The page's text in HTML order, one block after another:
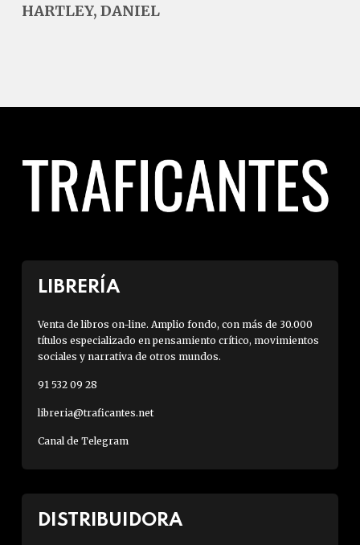
HARTLEY, DANIEL
LIBRERÍA
Venta de libros on-line. Amplio fondo, con más de 30.000
títulos especializado en pensamiento crítico, movimientos
sociales y narrativa de otros mundos.
91 532 09 28
libreria@traficantes.net
Canal de Telegram
DISTRIBUIDORA